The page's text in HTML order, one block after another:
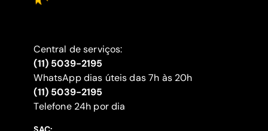
Central de serviços:
(11) 5039-2195
WhatsApp dias úteis das 7h às 20h
(11) 5039-2195
‍Telefone 24h por dia